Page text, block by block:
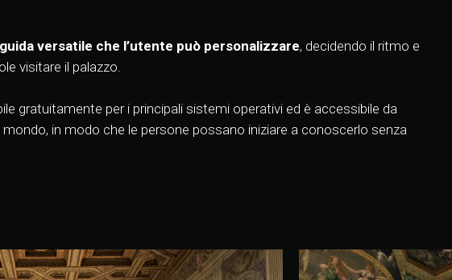
versatile che l’utente può personalizzare, decidendo il ritmo e
visitare il palazzo.
gratuitamente per i principali sistemi operativi ed è accessibile da
in modo che le persone possano iniziare a conoscerlo senza